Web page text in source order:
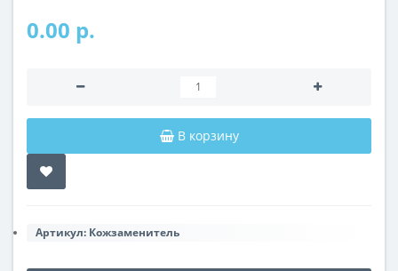
0.00 р.
В корзину
Артикул: Кожзаменитель